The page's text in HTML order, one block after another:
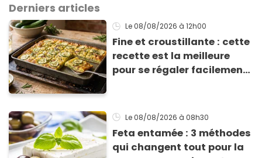
Derniers articles
Le 08/08/2026 à 12h00
Fine et croustillante : cette
recette est la meilleure
pour se régaler facilement
Le 08/08/2026 à 08h30
Feta entamée : 3 méthodes
qui changent tout pour la